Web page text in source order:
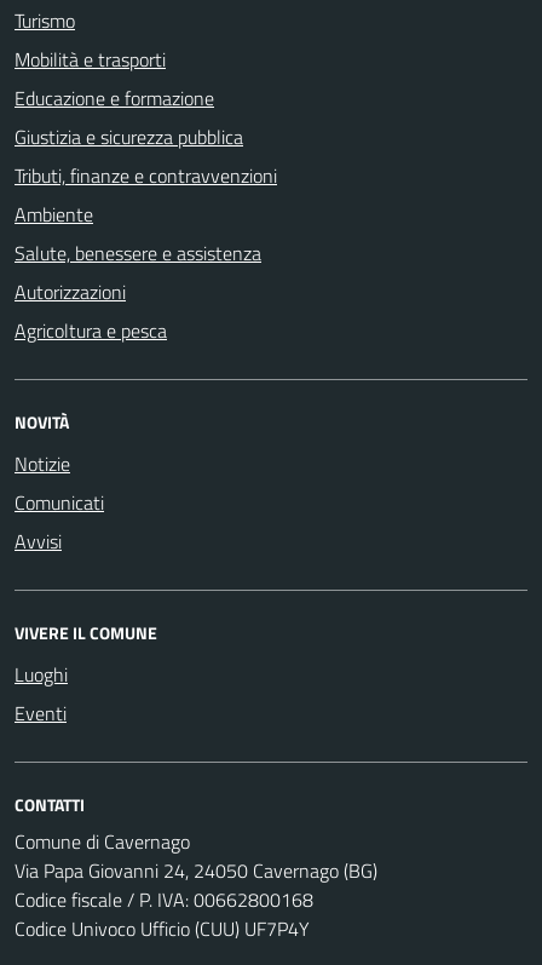
Turismo
Mobilità e trasporti
Educazione e formazione
Giustizia e sicurezza pubblica
Tributi, finanze e contravvenzioni
Ambiente
Salute, benessere e assistenza
Autorizzazioni
Agricoltura e pesca
NOVITÀ
Notizie
Comunicati
Avvisi
VIVERE IL COMUNE
Luoghi
Eventi
CONTATTI
Comune di Cavernago
Via Papa Giovanni 24, 24050 Cavernago (BG)
Codice fiscale / P. IVA: 00662800168
Codice Univoco Ufficio (CUU) UF7P4Y